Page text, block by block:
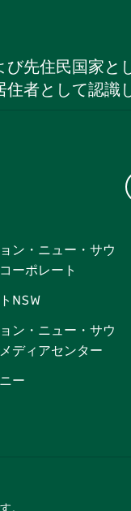
先住民国家と
者として認識
ン・ニュー・サウ
ーポレート
NSW
ン・ニュー・サウ
ディアセンター
ー
。